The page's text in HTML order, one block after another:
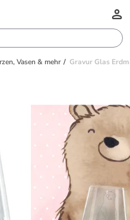
Vasen & mehr Gravur Glas